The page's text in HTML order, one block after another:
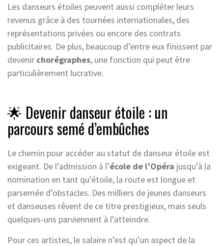
Les danseurs étoiles peuvent aussi compléter leurs
revenus grâce à des tournées internationales, des
représentations privées ou encore des contrats
publicitaires. De plus, beaucoup d’entre eux finissent par
devenir chorégraphes, une fonction qui peut être
particulièrement lucrative.
🌟 Devenir danseur étoile : un
parcours semé d’embûches
Le chemin pour accéder au statut de danseur étoile est
exigeant. De l’admission à l’école de l’Opéra jusqu’à la
nomination en tant qu’étoile, la route est longue et
parsemée d’obstacles. Des milliers de jeunes danseurs
et danseuses rêvent de ce titre prestigieux, mais seuls
quelques-uns parviennent à l’atteindre.
Pour ces artistes, le salaire n’est qu’un aspect de la